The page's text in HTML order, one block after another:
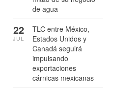
de agua
TLC entre México,
Estados Unidos y
Canadá seguirá
impulsando
exportaciones
cárnicas mexicanas
22
JUL